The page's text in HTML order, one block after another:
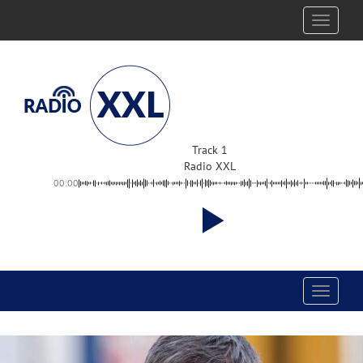
Toggle
Track 1
Radio XXL
00:00
Toggle